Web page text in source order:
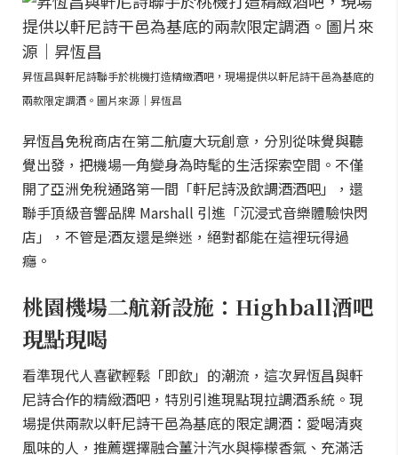
昇恆昌與軒尼詩聯手於桃機打造精緻酒吧，現場提供以軒尼詩干邑為基底的
兩款限定調酒。圖片來源｜昇恆昌
昇恆昌免稅商店在第二航廈大玩創意，分別從味覺與聽
覺出發，把機場一角變身為時髦的生活探索空間。不僅
開了亞洲免稅通路第一間「軒尼詩汲飲調酒酒吧」，還
聯手頂級音響品牌 Marshall 引進「沉浸式音樂體驗快閃
店」，不管是酒友還是樂迷，絕對都能在這裡玩得過
癮。
桃園機場二航新設施：Highball酒吧
現點現喝
看準現代人喜歡輕鬆「即飲」的潮流，這次昇恆昌與軒
尼詩合作的精緻酒吧，特別引進現點現拉調酒系統。現
場提供兩款以軒尼詩干邑為基底的限定調酒：愛喝清爽
風味的人，推薦選擇融合薑汁汽水與檸檬香氣、充滿活